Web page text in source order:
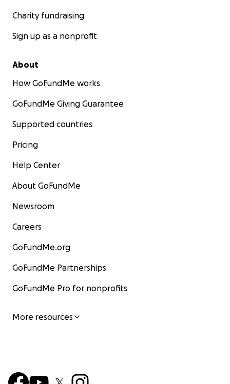
Charity fundraising
Sign up as a nonprofit
About
How GoFundMe works
GoFundMe Giving Guarantee
Supported countries
Pricing
Help Center
About GoFundMe
Newsroom
Careers
GoFundMe.org
GoFundMe Partnerships
GoFundMe Pro for nonprofits
More resources